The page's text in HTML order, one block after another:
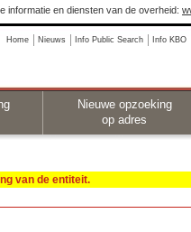
informatie en diensten van de overheid:
Home Nieuws Info Public Search Info KBO
Nieuwe opzoeking
op adres
van de entiteit.